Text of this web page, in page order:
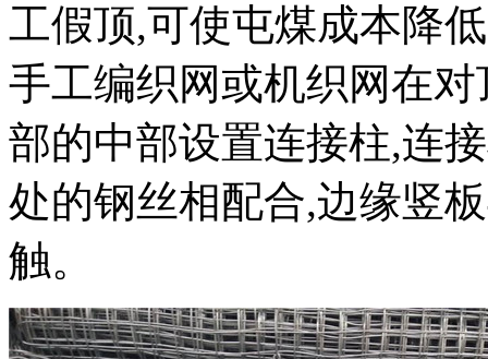
工假顶,可使屯煤成本降
手工编织网或机织网在
部的中部设置连接柱,连
处的钢丝相配合,边缘竖
触。